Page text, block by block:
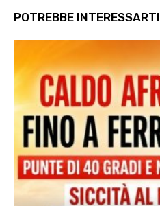
POTREBBE INTERESSARTI